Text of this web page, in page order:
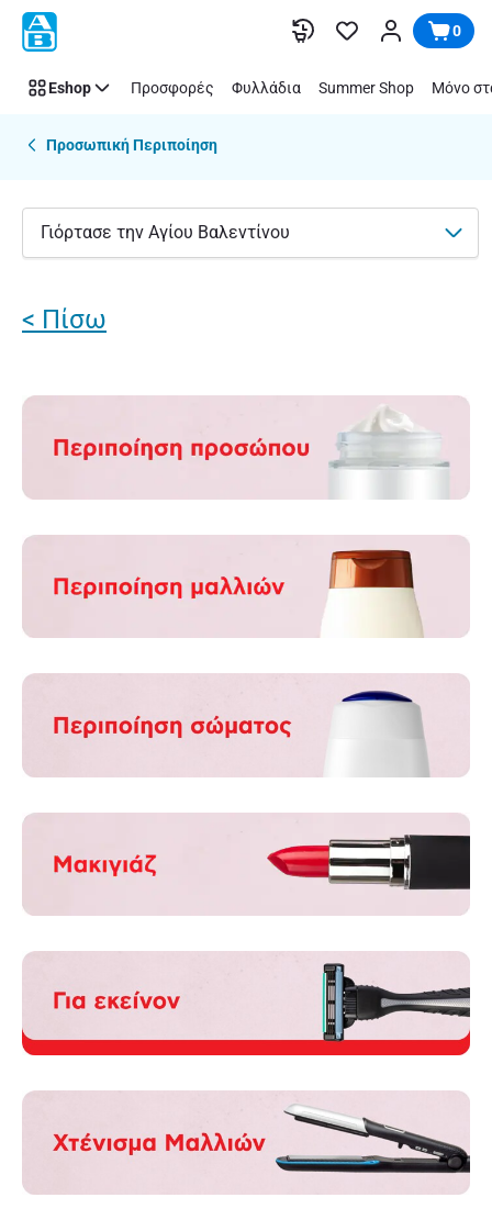
Παράλειψη
Εκείνον
0
Eshop Προσφορές Φυλλάδια Summer Shop Μόνο
Προσωπική Περιποίηση
Γιόρτασε την Αγίου Βαλεντίνου
< Πίσω